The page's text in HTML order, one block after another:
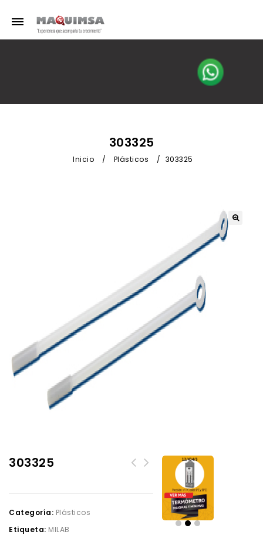
303325
Inicio / Plásticos / 303325
303325
Categoría: Plásticos
Etiqueta: MILAB